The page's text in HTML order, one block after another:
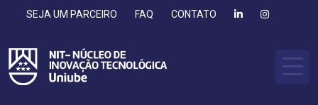
SEJA UM PARCEIRO FAQ CONTATO